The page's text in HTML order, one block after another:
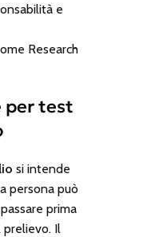
e
Research
per test
si intende
persona può
prima
prelievo. Il